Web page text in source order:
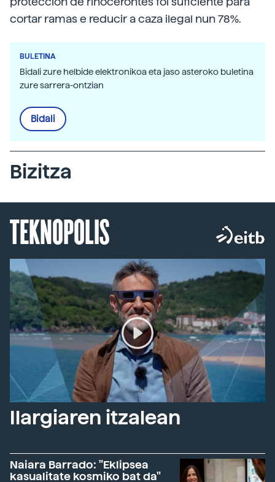
cortar ramas e reducir a caza ilegal nun 78%.
BULETINA
Bidali zure helbide elektronikoa eta jaso asteroko buletina
zure sarrera-ontzian
Bidali
Bizitza
TEKNOPOLIS
Ilargiaren itzalean
Naiara Barrado: "Eklipsea
kasualitate kosmiko bat da"